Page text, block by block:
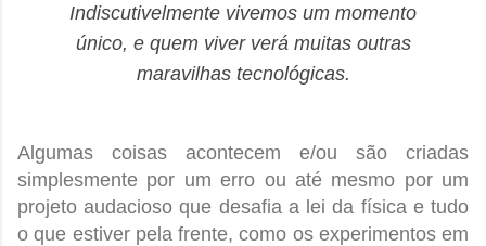
Indiscutivelmente vivemos um momento
único, e quem viver verá muitas outras
maravilhas tecnológicas.
Algumas coisas acontecem e/ou são criadas
simplesmente por um erro ou até mesmo por um
projeto audacioso que desafia a lei da física e tudo
o que estiver pela frente, como os experimentos em